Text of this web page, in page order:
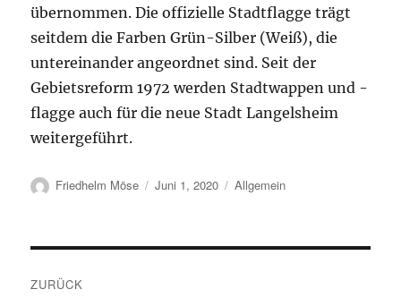
übernommen. Die offizielle Stadtflagge trägt
seitdem die Farben Grün-Silber (Weiß), die
untereinander angeordnet sind. Seit der
Gebietsreform 1972 werden Stadtwappen und -
flagge auch für die neue Stadt Langelsheim
weitergeführt.
Autor
Friedhelm Möse
Veröffentlicht
Juni 1, 2020 Kategorien
Allgemein
ZURÜCK